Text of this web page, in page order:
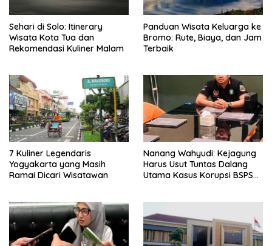
Sehari di Solo: Itinerary
Wisata Kota Tua dan
Rekomendasi Kuliner Malam
Panduan Wisata Keluarga ke
Bromo: Rute, Biaya, dan Jam
Terbaik
7 Kuliner Legendaris
Yogyakarta yang Masih
Ramai Dicari Wisatawan
Nanang Wahyudi: Kejagung
Harus Usut Tuntas Dalang
Utama Kasus Korupsi BSPS